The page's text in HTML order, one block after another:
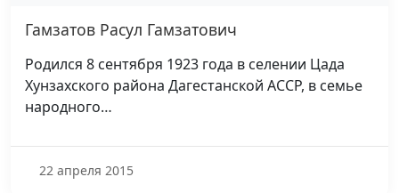
Гамзатов Расул Гамзатович
Родился 8 сентября 1923 года в селении Цада
Хунзахского района Дагестанской АССР, в семье
народного…
22 апреля 2015